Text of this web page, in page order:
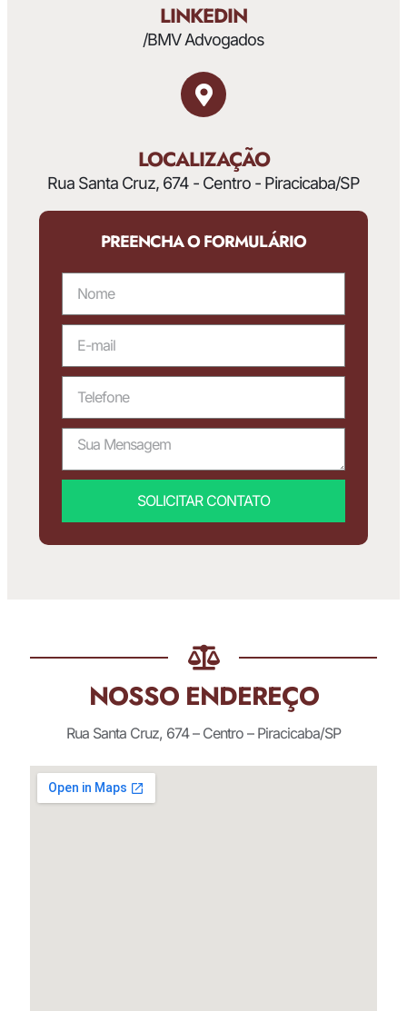
LINKEDIN
/BMV Advogados
LOCALIZAÇÃO
Rua Santa Cruz, 674 - Centro - Piracicaba/SP
PREENCHA O FORMULÁRIO
SOLICITAR CONTATO
NOSSO ENDEREÇO
Rua Santa Cruz, 674 – Centro – Piracicaba/SP